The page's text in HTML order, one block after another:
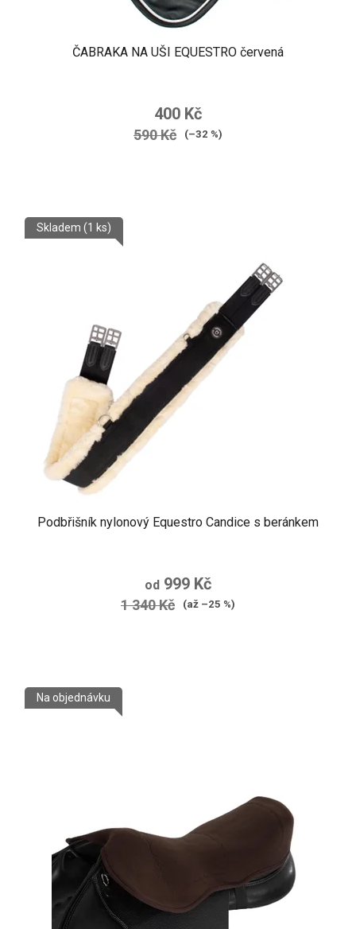
ČABRAKA NA UŠI EQUESTRO červená
400 Kč
590 Kč (–32 %)
Podbřišník nylonový Equestro Candice s beránkem
Skladem (1 ks)
od 999 Kč
1 340 Kč (až –25 %)
Na objednávku